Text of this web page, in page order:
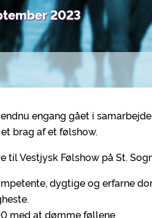
2023
engang gået i
brag af et følshow.
til Vestjysk Følshow på St.
dygtige og erfarne
med at dømme føllene.